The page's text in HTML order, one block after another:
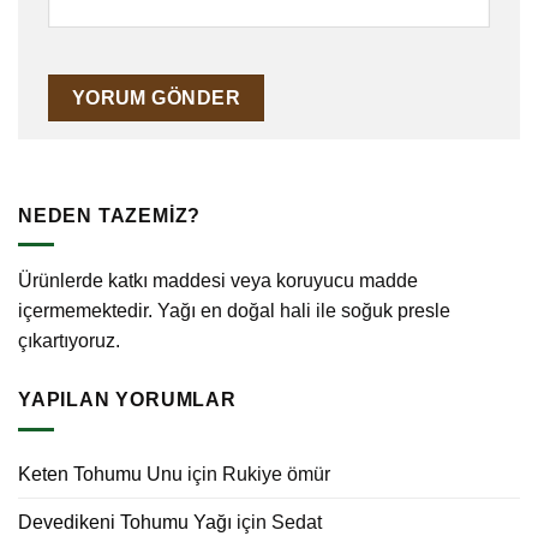
NEDEN TAZEMİZ?
Ürünlerde katkı maddesi veya koruyucu madde
içermemektedir. Yağı en doğal hali ile soğuk presle
çıkartıyoruz.
YAPILAN YORUMLAR
Keten Tohumu Unu için Rukiye ömür
Devedikeni Tohumu Yağı için Sedat